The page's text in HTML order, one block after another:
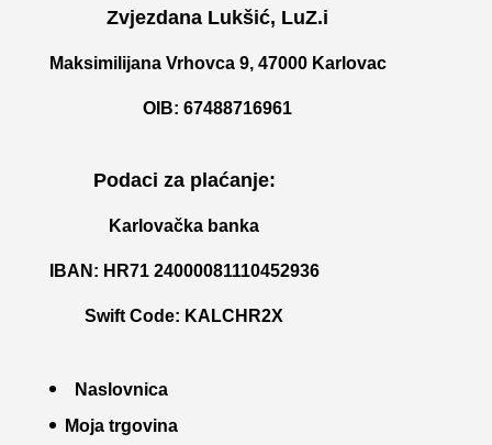
Zvjezdana Lukšić, LuZ.i
Maksimilijana Vrhovca 9, 47000 Karlovac
OIB: 67488716961
Podaci za plaćanje:
Karlovačka banka
IBAN: HR71 24000081110452936
Swift Code: KALCHR2X
Naslovnica
Moja trgovina